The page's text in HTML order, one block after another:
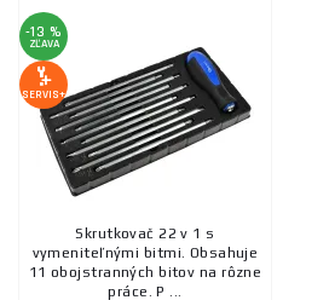
-13 %
ZĽAVA
SERVIS+
Skrutkovač 22 v 1 s
vymeniteľnými bitmi. Obsahuje
11 obojstranných bitov na rôzne
práce. P ...